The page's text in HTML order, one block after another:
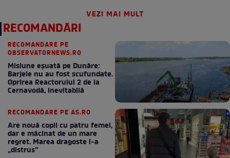
VEZI MAI MULT
RECOMANDĂRI
RECOMANDARE PE
OBSERVATORNEWS.RO
Misiune eșuată pe Dunăre:
Barjele nu au fost scufundate.
Oprirea Reactorului 2 de la
Cernavodă, inevitabilă
RECOMANDARE PE AS.RO
Are nouă copii cu patru femei,
dar e măcinat de un mare
regret. Marea dragoste l-a
„distrus”